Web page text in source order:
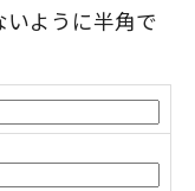
ように半角で